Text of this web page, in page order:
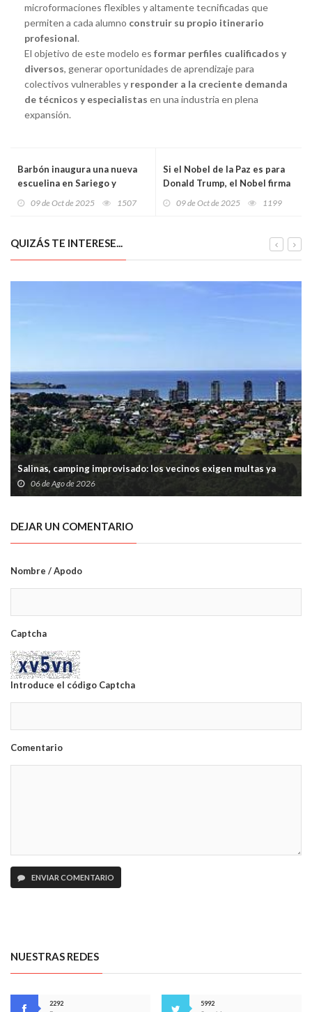
microformaciones flexibles y altamente tecnificadas que
permiten a cada alumno construir su propio itinerario
profesional.
El objetivo de este modelo es formar perfiles cualificados y
diversos, generar oportunidades de aprendizaje para
colectivos vulnerables y responder a la creciente demanda
de técnicos y especialistas en una industria en plena
expansión.
Barbón inaugura una nueva
escuelina en Sariego y
desde los 0 hasta la
09 de Oct de 2025 1507
Si el Nobel de la Paz es para
Donald Trump, el Nobel firma
09 de Oct de 2025 1199
QUIZÁS TE INTERESE...
Salinas, camping improvisado: los vecinos exigen multas ya
06 de Ago de 2026
DEJAR UN COMENTARIO
Nombre / Apodo
Captcha
Introduce el código Captcha
Comentario
ENVIAR COMENTARIO
NUESTRAS REDES
2292
5992